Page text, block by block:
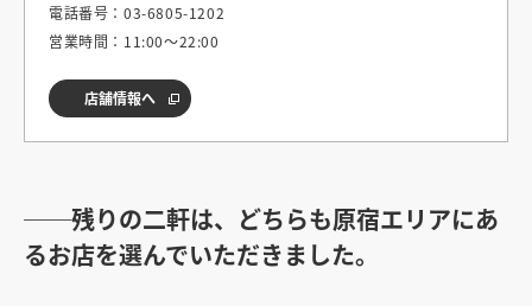
電話番号：03-6805-1202
営業時間：11:00〜22:00
店舗情報へ
──残りの二軒は、どちらも原宿エリアにあ
るお店を選んでいただきました。